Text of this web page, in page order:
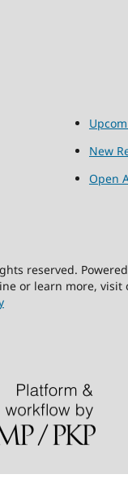
New
Open
reserved.
or learn more,